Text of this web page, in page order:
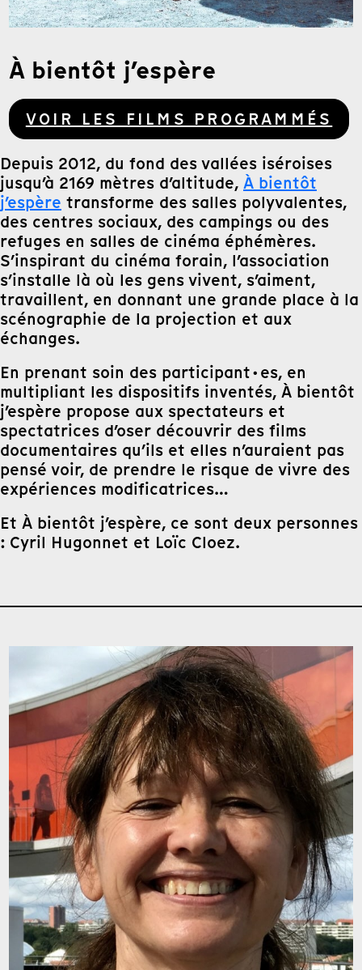
À bientôt j’espère
VOIR LES FILMS PROGRAMMÉS
Depuis 2012, du fond des vallées iséroises
jusqu’à 2169 mètres d’altitude, À bientôt
j’espère transforme des salles polyvalentes,
des centres sociaux, des campings ou des
refuges en salles de cinéma éphémères.
S’inspirant du cinéma forain, l’association
s’installe là où les gens vivent, s’aiment,
travaillent, en donnant une grande place à la
scénographie de la projection et aux
échanges.
En prenant soin des participant·es, en
multipliant les dispositifs inventés, À bientôt
j’espère propose aux spectateurs et
spectatrices d’oser découvrir des films
documentaires qu’ils et elles n’auraient pas
pensé voir, de prendre le risque de vivre des
expériences modificatrices…
Et À bientôt j’espère, ce sont deux personnes
: Cyril Hugonnet et Loïc Cloez.